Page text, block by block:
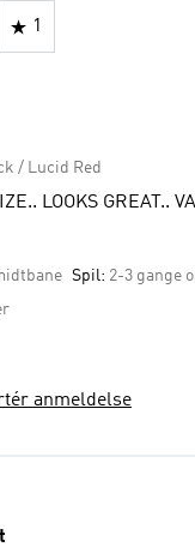
1
/ Lucid Red
Spil: 2-3 gange
anmeldelse